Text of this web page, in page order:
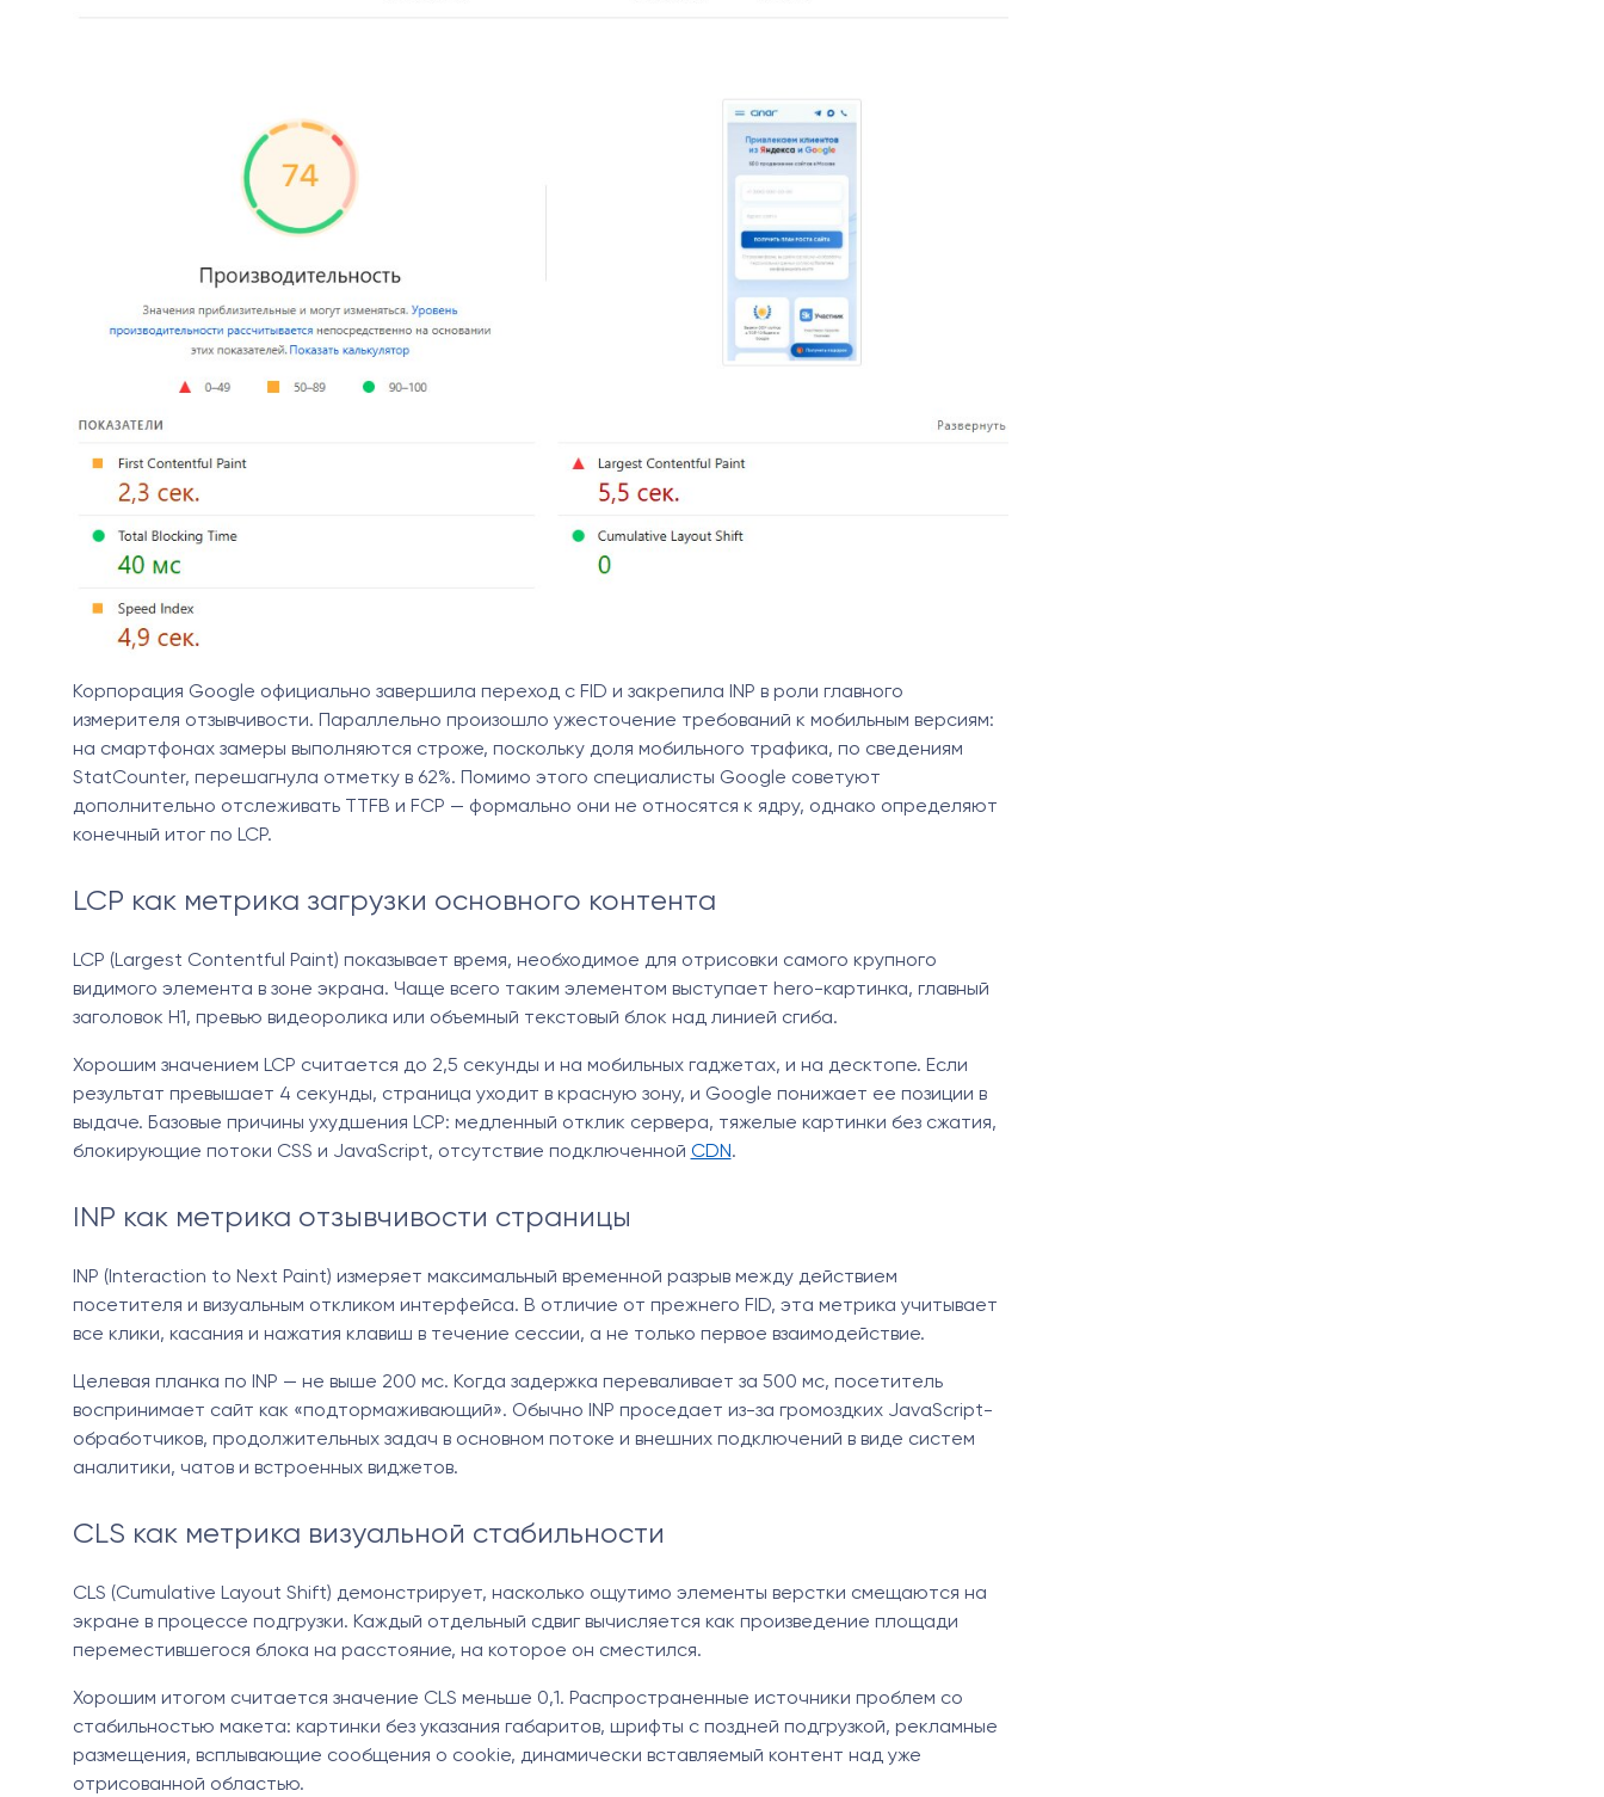
Корпорация Google официально завершила переход с FID и закрепила INP в роли главного
измерителя отзывчивости. Параллельно произошло ужесточение требований к мобильным версиям:
на смартфонах замеры выполняются строже, поскольку доля мобильного трафика, по сведениям
StatCounter, перешагнула отметку в 62%. Помимо этого специалисты Google советуют
дополнительно отслеживать TTFB и FCP — формально они не относятся к ядру, однако определяют
конечный итог по LCP.
LCP как метрика загрузки основного контента
LCP (Largest Contentful Paint) показывает время, необходимое для отрисовки самого крупного
видимого элемента в зоне экрана. Чаще всего таким элементом выступает hero-картинка, главный
заголовок H1, превью видеоролика или объемный текстовый блок над линией сгиба.
Хорошим значением LCP считается до 2,5 секунды и на мобильных гаджетах, и на десктопе. Если
результат превышает 4 секунды, страница уходит в красную зону, и Google понижает ее позиции в
выдаче. Базовые причины ухудшения LCP: медленный отклик сервера, тяжелые картинки без сжатия,
блокирующие потоки CSS и JavaScript, отсутствие подключенной CDN.
INP как метрика отзывчивости страницы
INP (Interaction to Next Paint) измеряет максимальный временной разрыв между действием
посетителя и визуальным откликом интерфейса. В отличие от прежнего FID, эта метрика учитывает
все клики, касания и нажатия клавиш в течение сессии, а не только первое взаимодействие.
Целевая планка по INP — не выше 200 мс. Когда задержка переваливает за 500 мс, посетитель
воспринимает сайт как «подтормаживающий». Обычно INP проседает из-за громоздких JavaScript-
обработчиков, продолжительных задач в основном потоке и внешних подключений в виде систем
аналитики, чатов и встроенных виджетов.
CLS как метрика визуальной стабильности
CLS (Cumulative Layout Shift) демонстрирует, насколько ощутимо элементы верстки смещаются на
экране в процессе подгрузки. Каждый отдельный сдвиг вычисляется как произведение площади
переместившегося блока на расстояние, на которое он сместился.
Хорошим итогом считается значение CLS меньше 0,1. Распространенные источники проблем со
стабильностью макета: картинки без указания габаритов, шрифты с поздней подгрузкой, рекламные
размещения, всплывающие сообщения о cookie, динамически вставляемый контент над уже
отрисованной областью.